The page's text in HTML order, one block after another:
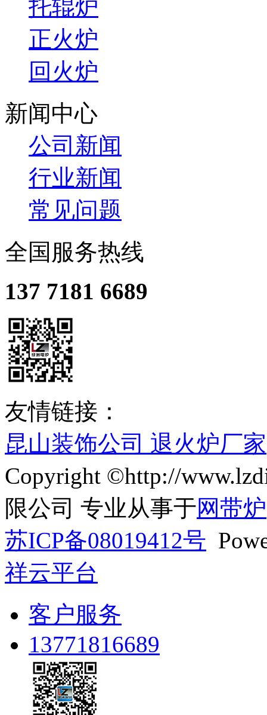
托辊炉
正火炉
回火炉
新闻中心
公司新闻
行业新闻
常见问题
全国服务热线
137 7181 6689
友情链接：
昆山装饰公司 退火炉厂家
Copyright ©http://
限公司 专业从事于网带炉
苏ICP备08019412号
祥云平台
客户服务
13771816689